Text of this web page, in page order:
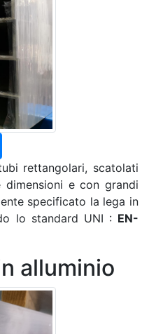
rettangolari, scatolati
e con grandi
specificato la lega in
lo standard UNI : EN-
alluminio